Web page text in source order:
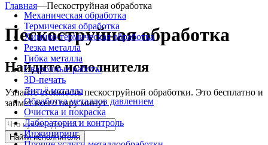
Механическая обработка
Термическая обработка
Химико-термическая обработка
Резка металла
Гибка металла
Сварочные работы
3D-печать
Литьё металла
Обработка металлов давлением
Очистка и покраска
Лаборатория и контроль
Инжиниринг
Главная—Пескоструйная обработка
Пескоструйная обработка
Найдите исполнителя
Узнайте стоимость пескоструйной обработки. Это бесплатно и
займет всего пару минут
Найти исполнителя